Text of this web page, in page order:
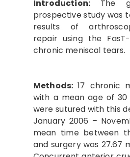
Introduction: The
prospective study was
results of
repair using the
chronic meniscal tears.
Methods:17 chronic
with a mean age of
were sutured with this
January 2006 –
mean time between
and surgery was 27.67